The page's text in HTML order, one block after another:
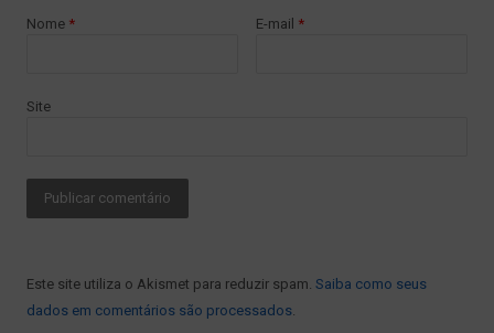
Nome * E-mail *
Site
Este site utiliza o Akismet para reduzir spam. Saiba como seus
dados em comentários são processados.